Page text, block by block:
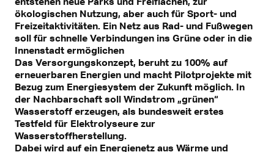
ökologischen Nutzung, aber auch für Sport- und
Freizeitaktivitäten. Ein Netz aus Rad- und Fußwegen
soll für schnelle Verbindungen ins Grüne oder in die
Innenstadt ermöglichen
Das Versorgungskonzept, beruht zu 100% auf
erneuerbaren Energien und macht Pilotprojekte mit
Bezug zum Energiesystem der Zukunft möglich. In
der Nachbarschaft soll Windstrom „grünen“
Wasserstoff erzeugen, als bundesweit erstes
Testfeld für Elektrolyseure zur
Wasserstoffherstellung.
Dabei wird auf ein Energienetz aus Wärme und